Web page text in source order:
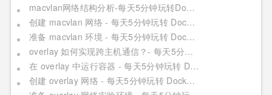
（59）
macvlan网络结构分析-每天5分钟玩转Docker容器技术（56）
创建 macvlan 网络 - 每天5分钟玩转 Docker 容器技术（55）
准备 macvlan 环境 - 每天5分钟玩转 Docker 容器技术（54）
overlay 如何实现跨主机通信？- 每天5分钟玩转 Docker 容器技术（52）
在 overlay 中运行容器 - 每天5分钟玩转 Docker 容器技术（51）
创建 overlay 网络 - 每天5分钟玩转 Docker 容器技术（50）